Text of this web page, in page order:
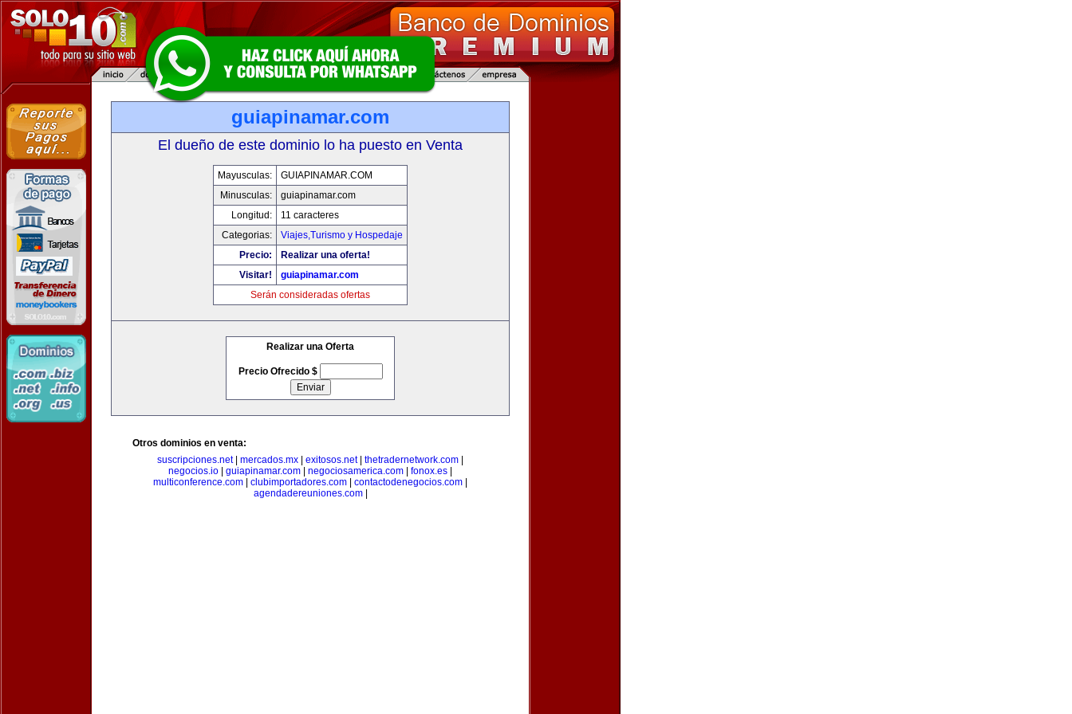
guiapinamar.com
El dueño de este dominio lo ha puesto en Venta
Mayusculas:
GUIAPINAMAR.COM
Minusculas:
guiapinamar.com
Longitud:
11 caracteres
Categorias:
Viajes,Turismo y Hospedaje
Precio:
Realizar una oferta!
Visitar!
guiapinamar.com
Serán consideradas ofertas
Realizar una Oferta
Precio Ofrecido $
Otros dominios en venta:
suscripciones.net| mercados.mx exitosos.net| thetradernetwork.com
negocios.io
guiapinamar.com negociosamerica.com fonox.es
multiconference.com
clubimportadores.com contactodenegocios.com
agendadereuniones.com|